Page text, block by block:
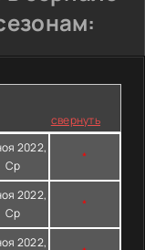
свернуть
2022,
Ср
*
2022,
Ср
*
2022,